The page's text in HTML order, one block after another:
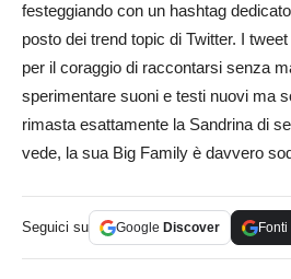
festeggiando con un hashtag
posto dei trend topic di Twitter. I
per il coraggio di raccontarsi senza
sperimentare suoni e testi nuovi ma
rimasta esattamente la Sandrina di
vede, la sua Big Family è davvero
Seguici su Google Discover Fonti